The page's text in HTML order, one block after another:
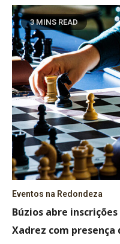
3 MINS READ
Eventos na Redondeza
Búzios abre
Xadrez com presença